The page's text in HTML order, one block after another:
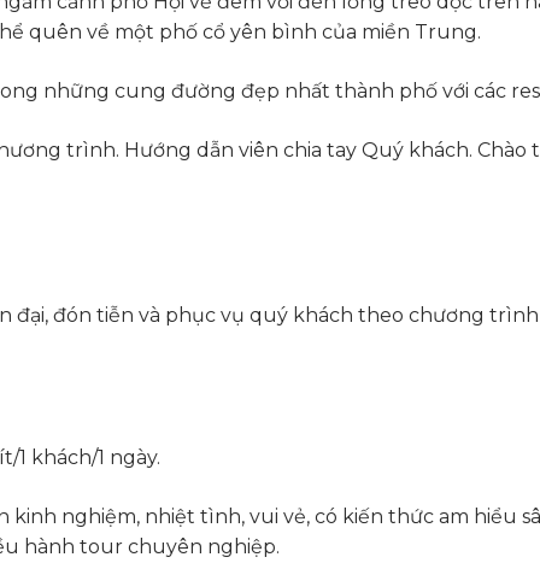
quên về một phố cổ yên bình của miền Trung.
những cung đường đẹp nhất thành phố với các
trình. Hướng dẫn viên chia tay Quý khách. Chào
đại, đón tiễn và phục vụ quý khách theo chương trình
1 khách/1 ngày.
kinh nghiệm, nhiệt tình, vui vẻ, có kiến thức am hiểu
hành tour chuyên nghiệp.